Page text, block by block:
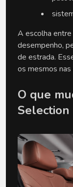
A escolha
desempenho,
de estrada.
os mesmos
O que
Selection